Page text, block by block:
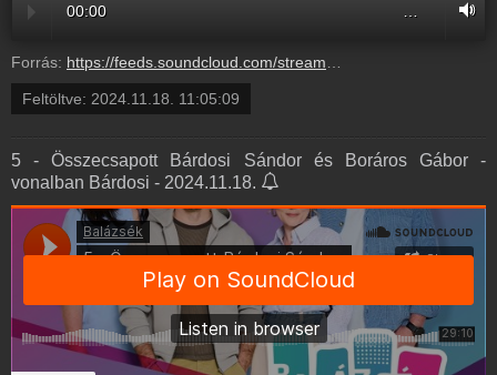
00:00
Forrás: https://feeds.soundcloud.com/stream/1960892571-balazsek-1-20241118_6-ora.mp3
Feltöltve: 2024.11.18. 11:05:09
5 - Összecsapott Bárdosi Sándor és Boráros Gábor -
vonalban Bárdosi - 2024.11.18.